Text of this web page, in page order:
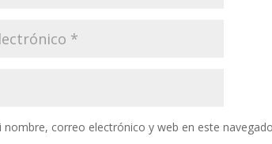
nombre, correo electrónico y web en este